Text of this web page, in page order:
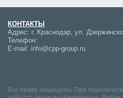
КОНТАКТЫ
Адрес: г. Краснодар, ул.
Телефон:
E-mail: info@cpp-group.ru
Все права защищены. При